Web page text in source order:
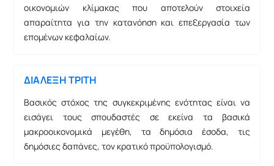
οικονομιών κλίμακας που αποτελούν στοιχεία
απαραίτητα για την κατανόηση και επεξεργασία των
επομένων κεφαλαίων.
ΔΙΑΛΕΞΗ ΤΡΙΤΗ
Βασικός στόχος της συγκεκριμένης ενότητας είναι να
εισάγει τους σπουδαστές σε εκείνα τα βασικά
μακροοικονομικά μεγέθη, τα δημόσια έσοδα, τις
δημόσιες δαπάνες, τον κρατικό προϋπολογισμό.